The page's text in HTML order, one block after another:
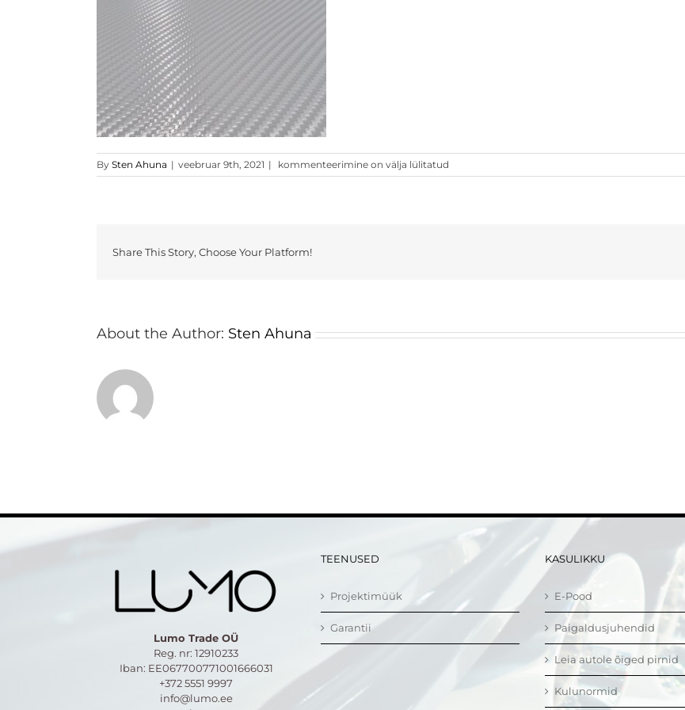
By Sten Ahuna | veebruar 9th, 2021 |
Valge
3D
kommenteerimine on välja lülitatud
Share This Story, Choose Your Platform!
About the Author: Sten Ahuna
Lumo Trade OÜ
Reg. nr: 12910233
Iban: EE067700771001666031
+372 5551 9997
info@lumo.ee
TEENUSED
Projektimüük
Garantii
KASULIKKU
E-Pood
Paigaldusjuhendid
Leia autole õiged pirnid
Kulunormid